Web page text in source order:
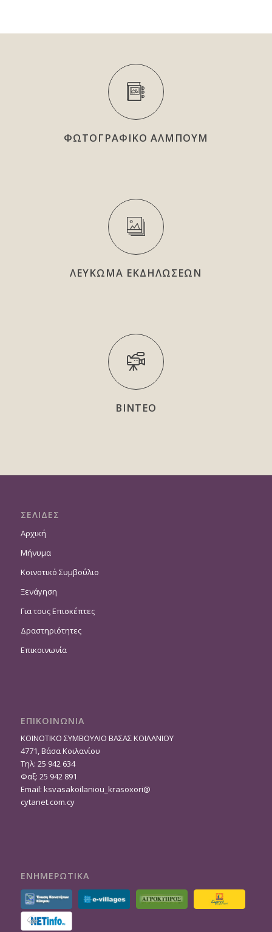
ΦΩΤΟΓΡΑΦΙΚΟ ΑΛΜΠΟΥΜ
ΛΕΥΚΩΜΑ ΕΚΔΗΛΩΣΕΩΝ
ΒΙΝΤΕΟ
ΣΕΛΙΔΕΣ
Αρχική
Μήνυμα
Κοινοτικό Συμβούλιο
Ξενάγηση
Για τους Επισκέπτες
Δραστηριότητες
Επικοινωνία
ΕΠΙΚΟΙΝΩΝΙΑ
ΚΟΙΝΟΤΙΚΟ ΣΥΜΒΟΥΛΙΟ ΒΑΣΑΣ ΚΟΙΛΑΝΙΟΥ
4771, Βάσα Κοιλανίου
Τηλ: 25 942 634
Φαξ: 25 942 891
Email: ksvasakoilaniou_krasoxori@
cytanet.com.cy
ΕΝΗΜΕΡΩΤΙΚΑ